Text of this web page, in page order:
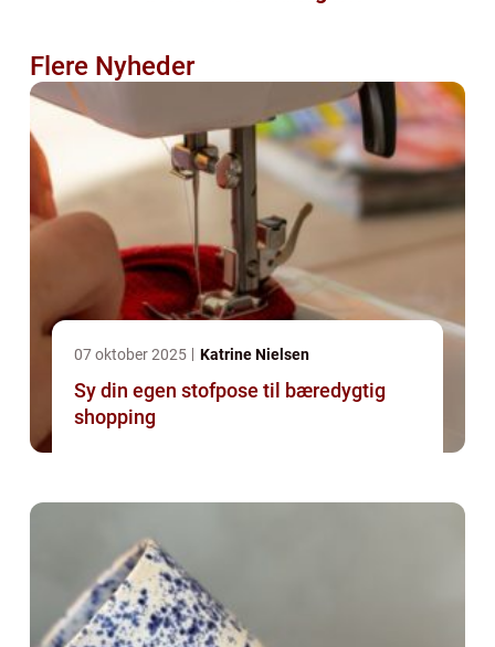
Flere Nyheder
07 oktober 2025 Katrine Nielsen
Sy din egen stofpose til bæredygtig
shopping